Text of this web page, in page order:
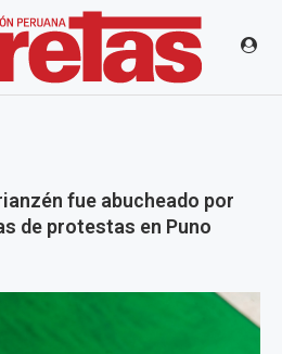
fue abucheado por
de protestas en Puno